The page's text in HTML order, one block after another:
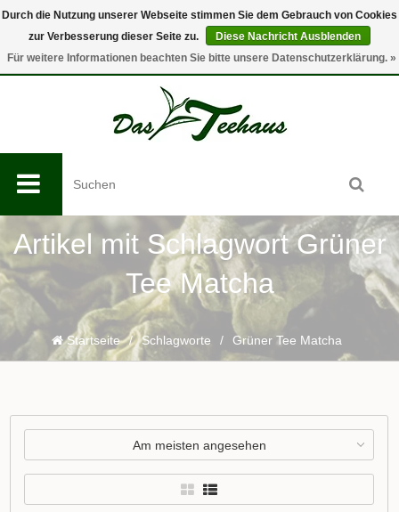
0
Artikel mit Schlagwort Grüner
Tee Matcha
Startseite / Schlagworte / Grüner Tee Matcha
Am meisten angesehen
Durch die Nutzung unserer Webseite stimmen Sie dem Gebrauch von Cookies
zur Verbesserung dieser Seite zu.
Diese Nachricht Ausblenden
Für weitere Informationen beachten Sie bitte unsere Datenschutzerklärung. »